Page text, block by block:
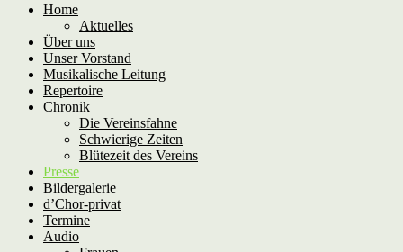
Home
Aktuelles
Über uns
Unser Vorstand
Musikalische Leitung
Repertoire
Chronik
Die Vereinsfahne
Schwierige Zeiten
Blütezeit des Vereins
Presse
Bildergalerie
d’Chor-privat
Termine
Audio